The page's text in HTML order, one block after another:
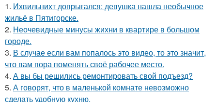
1. Ихвильнихт допрыгался: девушка нашла необычное
жильё в Пятигорске.
2. Неочевидные минусы жихни в квартире в большом
городе.
3. В случае если вам попалось это видео, то это значит,
что вам пора поменять своё рабочее место.
4. А вы бы решились ремонтировать свой подъезд?
5. А говорят, что в маленькой комнате невозможно
сделать удобную кухню.